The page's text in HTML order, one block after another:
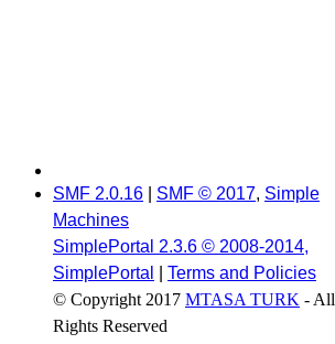
SMF 2.0.16 SMF © 2017, Simple
Machines
SimplePortal 2.3.6 © 2008-2014,
SimplePortal
Terms and Policies
© Copyright 2017 MTASA TURK - All
Rights Reserved